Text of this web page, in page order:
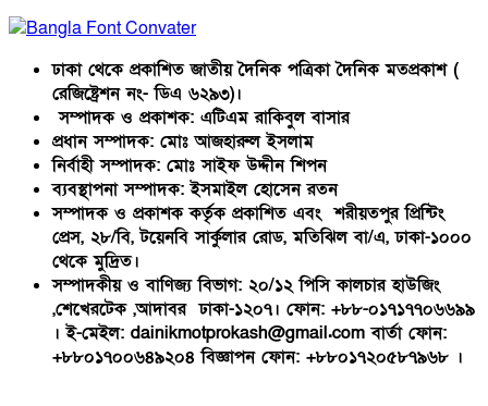
ঢাকা থেকে প্রকাশিত জাতীয় দৈনিক পত্রিকা দৈনিক মতপ্রকাশ (
রেজিষ্ট্রেশন নং- ডিএ ৬২৯৩)।
সম্পাদক ও প্রকাশক: এটিএম রাকিবুল বাসার
প্রধান সম্পাদক: মোঃ আজহারুল ইসলাম
নির্বাহী সম্পাদক: মোঃ সাইফ উদ্দীন শিপন
ব্যবস্থাপনা সম্পাদক: ইসমাইল হোসেন রতন
সম্পাদক ও প্রকাশক কর্তৃক প্রকাশিত এবং শরীয়তপুর প্রিন্টিং
প্রেস, ২৮/বি, টয়েনবি সার্কুলার রোড, মতিঝিল বা/এ, ঢাকা-১০০০
থেকে মুদ্রিত।
সম্পাদকীয় ও বাণিজ্য বিভাগ: ২০/১২ পিসি কালচার হাউজিং
,শেখেরটেক ,আদাবর ঢাকা-১২০৭। ফোন: +৮৮-০১৭১৭৭০৬৬৯৯
। ই-মেইল: dainikmotprokash@gmail.com বার্তা ফোন:
+৮৮০১৭০০৬৪৯২০৪ বিজ্ঞাপন ফোন: +৮৮০১৭২০৫৮৭৯৬৮ ।